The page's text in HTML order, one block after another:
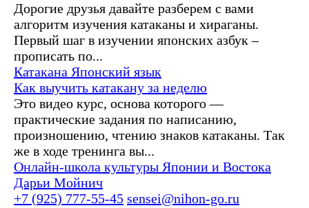
Дорогие друзья давайте разберем с вами
алгоритм изучения катаканы и хираганы.
Первый шаг в изучении японских азбук –
прописать по...
Катакана Японский язык
Как выучить катакану за неделю
Это видео курс, основа которого —
практические задания по написанию,
произношению, чтению знаков катаканы. Так
же в ходе тренинга вы...
Онлайн-школа культуры Японии и Востока
Дарьи Мойнич
+7 (925) 777-55-45 sensei@nihon-go.ru